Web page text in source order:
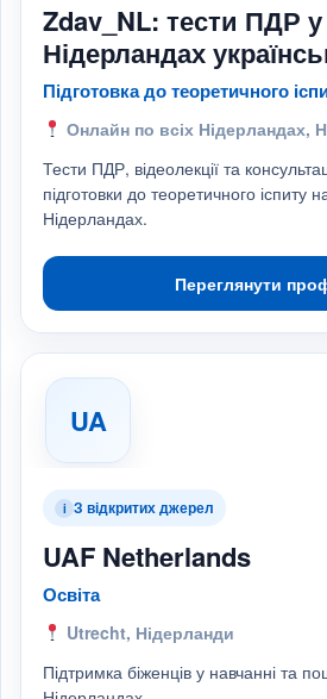
Zdav_NL: тести ПДР у
Нідерландах
Підготовка до теоретичного
Онлайн по всіх Нідерландах,
Тести ПДР, відеолекції та
підготовки до теоретичного іспиту
Нідерландах.
Переглянути
UA
i З відкритих джерел
UAF Netherlands
Освіта
Utrecht, Нідерланди
Підтримка біженців у навчанні та